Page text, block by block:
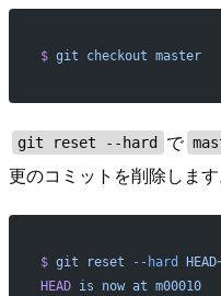
$ git checkout master
git reset --hard で
更のコミットを削除します
$ git reset --hard
HEAD is now at m00010